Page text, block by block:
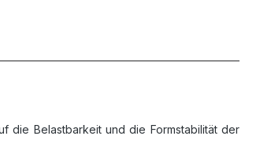
die Belastbarkeit und die Formstabilität der